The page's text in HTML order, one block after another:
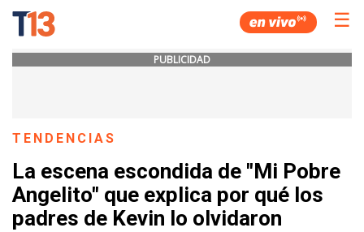
☰
PUBLICIDAD
TENDENCIAS
La escena escondida de "Mi Pobre
Angelito" que explica por qué los
padres de Kevin lo olvidaron